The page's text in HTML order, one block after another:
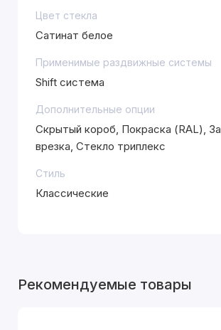
Цвет стекла
Сатинат белое
Применимые раздвижные системы
Shift система
Дополнительные опции
Скрытый короб, Покраска (RAL),
врезка, Стекло триплекс
Стиль
Классические
Рекомендуемые товары